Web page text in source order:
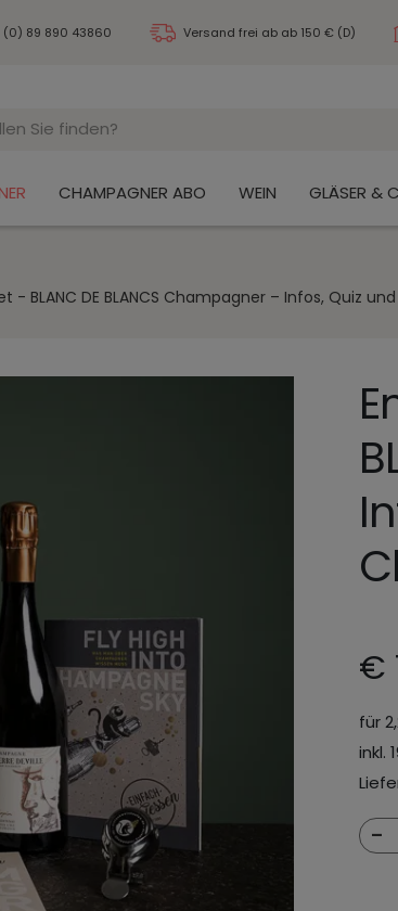
(0) 89 890 43860 Versand frei ab ab 150 € (D)
CHAMPAGNER ABO WEIN GLÄSER &
- BLANC DE BLANCS Champagner – Infos, Quiz
€
für
inkl.
-